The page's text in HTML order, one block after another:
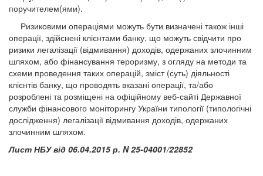
поручителем(ями).
Ризиковими операціями можуть бути визначені також інші
операції, здійснені клієнтами банку, що можуть свідчити про
ризики легалізації (відмивання) доходів, одержаних злочинним
шляхом, або фінансування тероризму, з огляду на методи та
схеми проведення таких операцій, зміст (суть) діяльності
клієнтів банку, що проводять вказані операції, та/або
розроблені та розміщені на офіційному веб-сайті Державної
служби фінансового моніторингу України типології (типологічні
дослідження) легалізації відмивання доходів, одержаних
злочинним шляхом.
Лист НБУ від 06.04.2015 р. N 25-04001/22852